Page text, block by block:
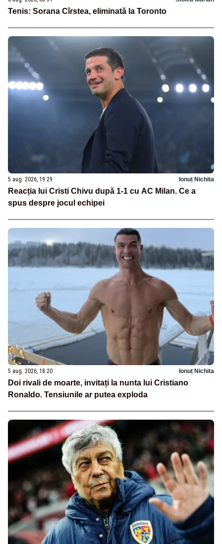
Tenis: Sorana Cîrstea, eliminată la Toronto
5 aug. 2026, 19:29 Ionuț Nichita
Reacția lui Cristi Chivu după 1-1 cu AC Milan. Ce a
spus despre jocul echipei
5 aug. 2026, 18:20 Ionuț Nichita
Doi rivali de moarte, invitați la nunta lui Cristiano
Ronaldo. Tensiunile ar putea exploda